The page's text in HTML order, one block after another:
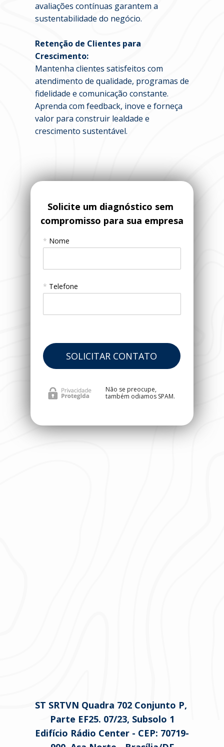
avaliações contínuas garantem a
sustentabilidade do negócio.
Retenção de Clientes para
Crescimento:
Mantenha clientes satisfeitos com
atendimento de qualidade, programas de
fidelidade e comunicação constante.
Aprenda com feedback, inove e forneça
valor para construir lealdade e
crescimento sustentável.
* Nome
* Telefone
SOLICITAR CONTATO
Solicite um diagnóstico sem
compromisso para sua empresa
Não se preocupe,
também odiamos SPAM.
ST SRTVN Quadra 702 Conjunto P,
Parte EF25. 07/23, Subsolo 1
Edifício Rádio Center - CEP: 70719-